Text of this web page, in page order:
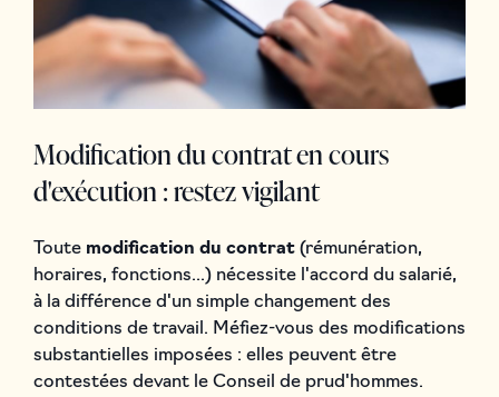
Modification du contrat en cours
d'exécution : restez vigilant
Toutemodification du contrat (rémunération,
horaires, fonctions...) nécessite l'accord du salarié,
à la différence d'un simple changement des
conditions de travail. Méfiez-vous des modifications
substantielles imposées : elles peuvent être
contestées devant le Conseil de prud'hommes.